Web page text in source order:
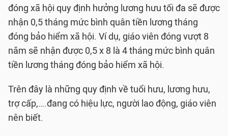
đóng xã hội quy định hưởng lương hưu tối đa sẽ được
nhận 0,5 tháng mức bình quân tiền lương tháng
đóng bảo hiểm xã hội. Ví dụ, giáo viên đóng vượt 8
năm sẽ nhận được 0,5 x 8 là 4 tháng mức bình quân
tiền lương tháng đóng bảo hiểm xã hội.
Trên đây là những quy định về tuổi hưu, lương hưu,
trợ cấp,….đang có hiệu lực, người lao động, giáo viên
nên biết.